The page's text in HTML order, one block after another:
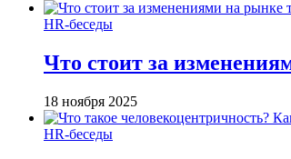
HR-беседы
Что стоит за
18 ноября 2025
HR-беседы